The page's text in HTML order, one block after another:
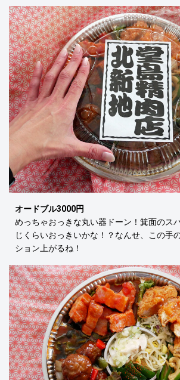
オードブル3000円
めっちゃおっきな丸い器ドーン！箕面のス
じくらいおっきいかな！？なんせ、この手
ション上がるね！